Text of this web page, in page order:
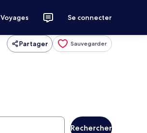
Voyages Se connecter
Partager Sauvegarder
Rechercher